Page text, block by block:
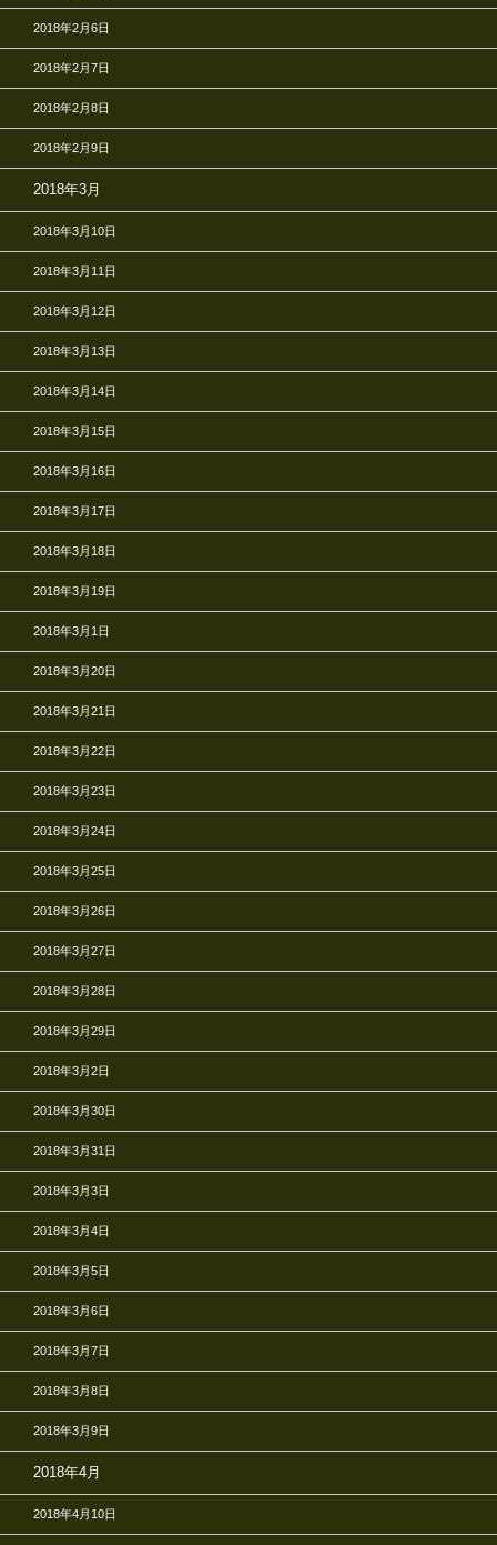
2018年2月6日
2018年2月7日
2018年2月8日
2018年2月9日
2018年3月
2018年3月10日
2018年3月11日
2018年3月12日
2018年3月13日
2018年3月14日
2018年3月15日
2018年3月16日
2018年3月17日
2018年3月18日
2018年3月19日
2018年3月1日
2018年3月20日
2018年3月21日
2018年3月22日
2018年3月23日
2018年3月24日
2018年3月25日
2018年3月26日
2018年3月27日
2018年3月28日
2018年3月29日
2018年3月2日
2018年3月30日
2018年3月31日
2018年3月3日
2018年3月4日
2018年3月5日
2018年3月6日
2018年3月7日
2018年3月8日
2018年3月9日
2018年4月
2018年4月10日